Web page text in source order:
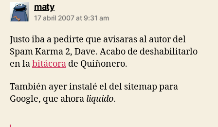
matysays:
17 abril 2007 at 9:31 am
Justo iba a pedirte que avisaras al autor del
Spam Karma 2, Dave. Acabo de deshabilitarlo
en labitácora de Quiñonero.
También ayer instalé el del sitemap para
Google, que ahora liquido.